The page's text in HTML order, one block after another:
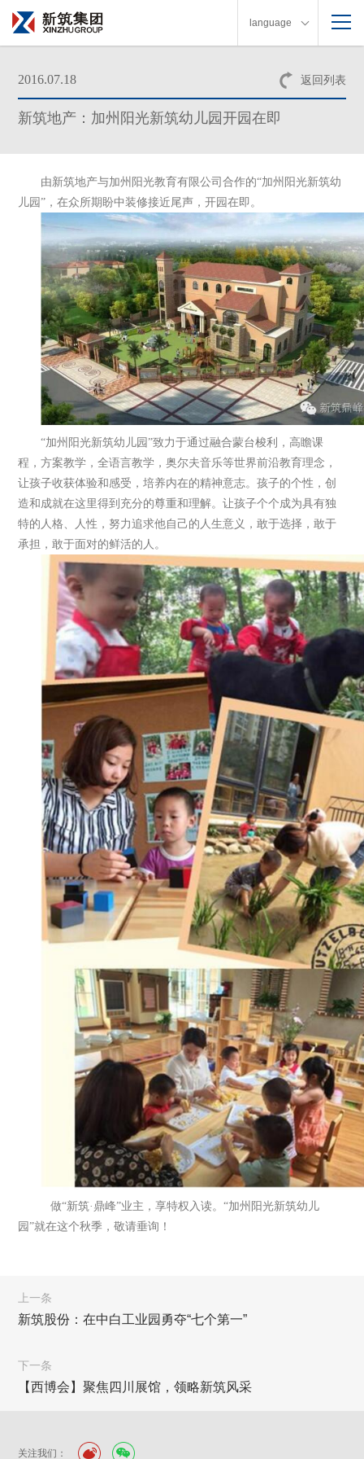
language
返回列表
2016.07.18
新筑地产：加州阳光新筑幼儿园开园在即
由新筑地产与加州阳光教育有限公司合作的“加州阳光新筑幼
儿园”，在众所期盼中装修接近尾声，开园在即。
“加州阳光新筑幼儿园”致力于通过融合蒙台梭利，高瞻课
程，方案教学，全语言教学，奥尔夫音乐等世界前沿教育理念，
让孩子收获体验和感受，培养内在的精神意志。孩子的个性，创
造和成就在这里得到充分的尊重和理解。让孩子个个成为具有独
特的人格、人性，努力追求他自己的人生意义，敢于选择，敢于
承担，敢于面对的鲜活的人。
做“新筑·鼎峰”业主，享特权入读。“加州阳光新筑幼儿
园”就在这个秋季，敬请垂询！
上一条
新筑股份：在中白工业园勇夺“七个第一”
下一条
【西博会】聚焦四川展馆，领略新筑风采
关注我们：